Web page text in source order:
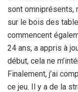
sont omniprésents,
sur le bois des
commencent
24 ans, a appris à
début, cela ne
Finalement, j’ai
ce jeu. Il y a de la